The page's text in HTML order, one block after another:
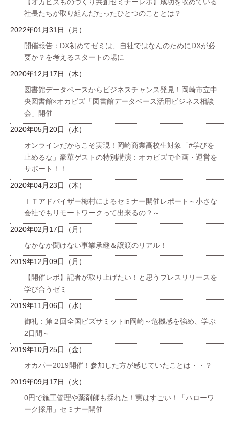
社長たちが取り組んだたったひとつのこととは？
2022年01月31日（月）
開催報告：DX初めてゼミは、自社ではなんのためにDXが必
要か？を考えるスタートの場に
2020年12月17日（木）
図書館データベースからビジネスチャンス発見！岡崎市立中
央図書館×オカビズ「図書館データベース活用ビジネス相談
会」開催
2020年05月20日（水）
オンラインだからこそ実現！岡崎商業高校生対象「#学びを
止めるな」豪華ゲストの特別講演：オカビズで企画・運営を
サポート！！
2020年04月23日（木）
ＩＴアドバイザー梅村によるセミナー開催レポート～小さな
会社でもリモートワークって出来るの？～
2020年02月17日（月）
なかなか聞けない事業承継＆譲渡のリアル！
2019年12月09日（月）
【開催レポ】記者が取り上げたい！と思うプレスリリースを
学び合うゼミ
2019年11月06日（水）
御礼：第２回全国ビズサミットin岡崎～危機感を強め、学ぶ
2日間～
2019年10月25日（金）
オカパー2019開催！参加した方が感じていたことは・・？
2019年09月17日（火）
0円で施工管理や薬剤師も採れた！実はすごい！「ハローワ
ーク採用」セミナー開催